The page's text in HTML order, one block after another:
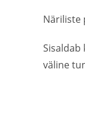
Näriliste
Sisaldab
väline